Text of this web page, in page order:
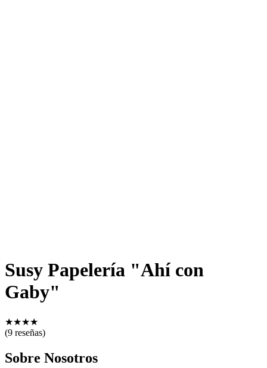
Susy Papelería "Ahí con
Gaby"
★★★★
(9 reseñas)
Sobre Nosotros